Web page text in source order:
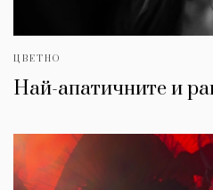
ЦВЕТНО
Най-апатичните и